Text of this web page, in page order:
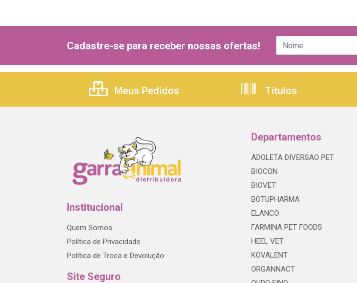
Cadastre-se para receber nossas ofertas!
Meus Pedidos Títulos
Institucional
Quem Somos
Política de Privacidade
Política de Troca e Devolução
Site Seguro
Departamentos
ADOLETA DIVERSAO PET
BIOCON
BIOVET
BOTUPHARMA
ELANCO
FARMINA PET FOODS
HEEL VET
KOVALENT
ORGANNACT